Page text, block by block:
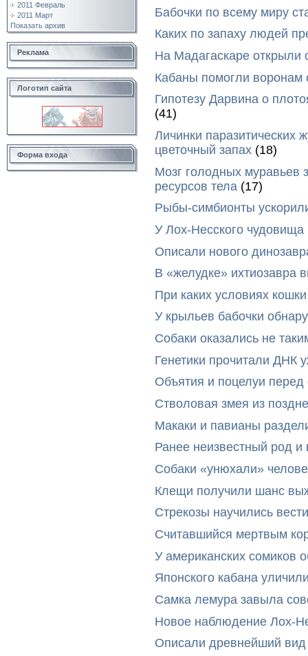
2011 Февраль
2011 Март
Показать архив
Реклама
Логотип сайта
Форма входа
Бабочки по всему миру
Каких по запаху людей
На Мадагаскаре открыли
Кабаны помогли воронам
Гипотезу Дарвина о
(41)
Личинки паразитических
цветочный запах (18)
Мозг голодных муравьев
ресурсов тела (17)
Рыбы-симбионты
У Лох-Несского
Описали нового
В «желудке» ихтиозавра
При каких условиях
У крыльев бабочки
Собаки оказались не
Генетики прочитали ДНК
Объятия и поцелуи
Стволовая змея из
Макаки и павианы
Ранее неизвестный род и
Собаки «унюхали»
Клещи получили шанс
Стрекозы научились
Считавшийся мертвым
У американских сомиков
Японского кабана
Самка лемура завыла
Новое наблюдение Лох-
Описали древнейший